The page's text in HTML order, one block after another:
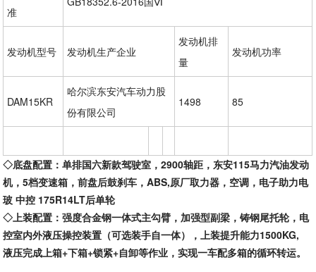
准
发动机型号 发动机生产企业
发动机排
量
发动机功率
DAM15KR
哈尔滨东安汽车动力股
份有限公司
1498 85
◇底盘配置：单排国六新款驾驶室，2900轴距，东安115马力汽油发动
机，5档变速箱，前盘后鼓刹车，ABS,原厂取力器，空调，电子助力电
玻 中控 175R14LT后单轮
◇上装配置：强度合金钢一体式主勾臂，加强型副梁，铸钢尾托轮，电
控室内外液压操控装置（可选装手自一体），上装提升能力1500KG,
液压完成上箱+下箱+锁紧+自卸等作业，实现一车配多箱的循环转运。